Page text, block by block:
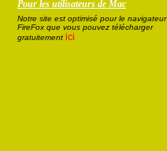
Pour les utilisateurs de Mac
Notre site est optimisé pour le navigateur
FireFox que vous pouvez télécharger
gratuitement ici